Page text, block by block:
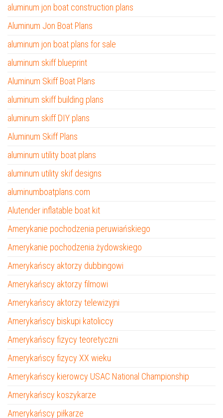
aluminum jon boat construction plans
Aluminum Jon Boat Plans
aluminum jon boat plans for sale
aluminum skiff blueprint
Aluminum Skiff Boat Plans
aluminum skiff building plans
aluminum skiff DIY plans
Aluminum Skiff Plans
aluminum utility boat plans
aluminum utility skif designs
aluminumboatplans.com
Alutender inflatable boat kit
Amerykanie pochodzenia peruwiańskiego
Amerykanie pochodzenia żydowskiego
Amerykańscy aktorzy dubbingowi
Amerykańscy aktorzy filmowi
Amerykańscy aktorzy telewizyjni
Amerykańscy biskupi katoliccy
Amerykańscy fizycy teoretyczni
Amerykańscy fizycy XX wieku
Amerykańscy kierowcy USAC National Championship
Amerykańscy koszykarze
Amerykańscy piłkarze